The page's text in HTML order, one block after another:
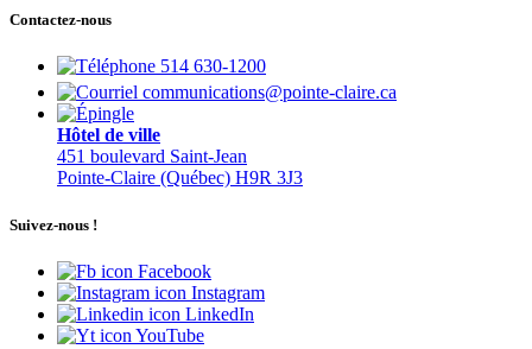
Contactez-nous
514 630-1200
communications@pointe-claire.ca
Hôtel de ville
451 boulevard Saint-Jean
Pointe-Claire (Québec) H9R 3J3
Suivez-nous !
Facebook
Instagram
LinkedIn
YouTube